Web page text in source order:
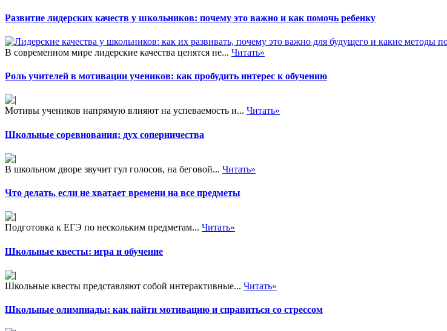
Развитие лидерских качеств у школьников: почему это важно и как помочь ребенку
В современном мире лидерские качества ценятся не... Читать»
Роль учителей в мотивации учеников: как пробудить интерес к обучению
Мотивы учеников напрямую влияют на успеваемость и... Читать»
Школьные соревнования: дух соперничества
В школьном дворе звучит гул голосов, на беговой... Читать»
Что делать, если не хватает времени на все предметы
Подготовка к ЕГЭ по нескольким предметам... Читать»
Школьные квесты: игра и обучение
Школьные квесты представляют собой интерактивные... Читать»
Школьные олимпиады: как найти мотивацию и справиться со стрессом